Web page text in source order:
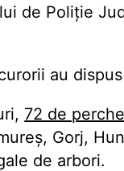
de Poliție
au
72 de
Gorj,
de arbori.